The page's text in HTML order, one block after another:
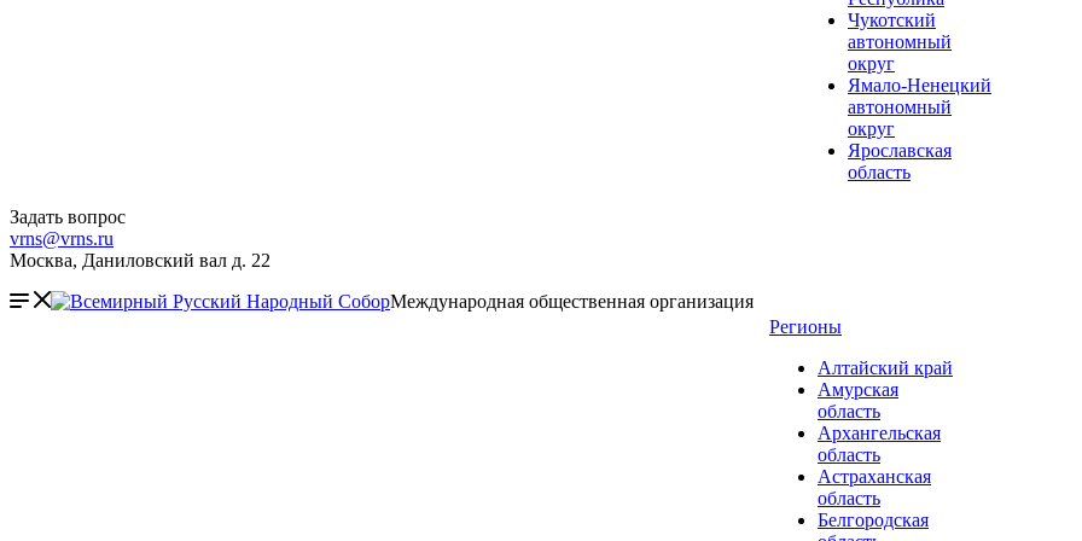
Чукотский
автономный
округ
Ямало-Ненецкий
автономный
округ
Ярославская
область
Задать вопрос
vrns@vrns.ru
Москва, Даниловский вал д. 22
Международная общественная организация
Регионы
Алтайский край
Амурская
область
Архангельская
область
Астраханская
область
Белгородская